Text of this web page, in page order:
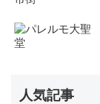
人気記事